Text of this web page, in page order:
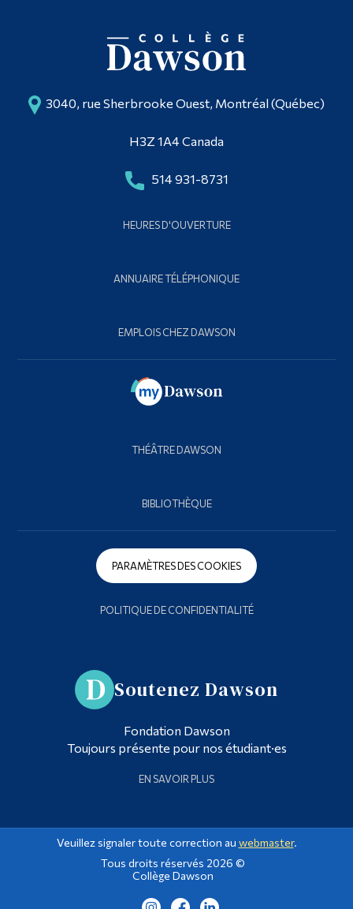
3040, rue Sherbrooke Ouest, Montréal (Québec)
H3Z 1A4 Canada
514 931-8731
HEURES D'OUVERTURE
ANNUAIRE TÉLÉPHONIQUE
EMPLOIS CHEZ DAWSON
THÉÂTRE DAWSON
BIBLIOTHÈQUE
PARAMÈTRES DES COOKIES
POLITIQUE DE CONFIDENTIALITÉ
Soutenez Dawson
Fondation Dawson
Toujours présente pour nos étudiant·es
EN SAVOIR PLUS
Veuillez signaler toute correction au webmaster.
Tous droits réservés 2026 ©
Collège Dawson